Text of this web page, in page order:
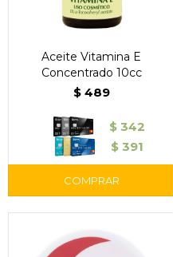
Aceite Vitamina E
Concentrado 10cc
$ 489
$ 342
$ 391